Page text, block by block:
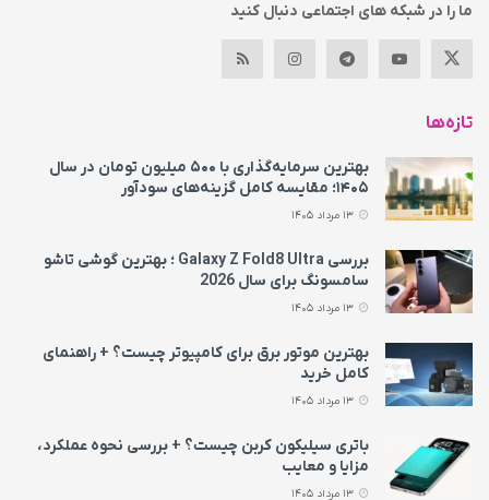
ما را در شبکه های اجتماعی دنبال کنید
تازه‌ها
بهترین سرمایه‌گذاری با ۵۰۰ میلیون تومان در سال
۱۴۰۵؛ مقایسه کامل گزینه‌های سودآور
بررسی Galaxy Z Fold8 Ultra ؛ بهترین گوشی تاشو
سامسونگ برای سال 2026
بهترین موتور برق برای کامپیوتر چیست؟ + راهنمای
کامل خرید
باتری سیلیکون کربن چیست؟ + بررسی نحوه عملکرد،
مزایا و معایب